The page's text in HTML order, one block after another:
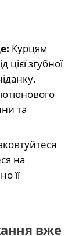
Курцям
згубної
та
на
її
вже